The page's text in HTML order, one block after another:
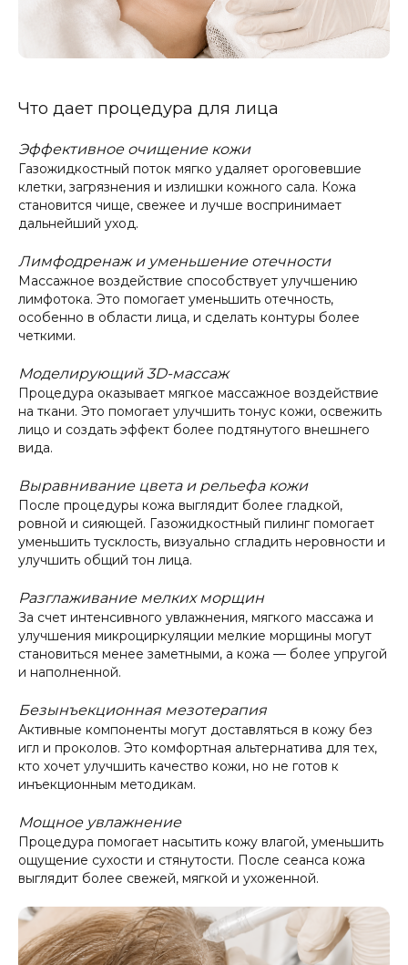
Что дает процедура для лица
Эффективное очищение кожи
Газожидкостный поток мягко удаляет ороговевшие
клетки, загрязнения и излишки кожного сала. Кожа
становится чище, свежее и лучше воспринимает
дальнейший уход.
Лимфодренаж и уменьшение отечности
Массажное воздействие способствует улучшению
лимфотока. Это помогает уменьшить отечность,
особенно в области лица, и сделать контуры более
четкими.
Моделирующий 3D-массаж
Процедура оказывает мягкое массажное воздействие
на ткани. Это помогает улучшить тонус кожи, освежить
лицо и создать эффект более подтянутого внешнего
вида.
Выравнивание цвета и рельефа кожи
После процедуры кожа выглядит более гладкой,
ровной и сияющей. Газожидкостный пилинг помогает
уменьшить тусклость, визуально сгладить неровности и
улучшить общий тон лица.
Разглаживание мелких морщин
За счет интенсивного увлажнения, мягкого массажа и
улучшения микроциркуляции мелкие морщины могут
становиться менее заметными, а кожа — более упругой
и наполненной.
Безынъекционная мезотерапия
Активные компоненты могут доставляться в кожу без
игл и проколов. Это комфортная альтернатива для тех,
кто хочет улучшить качество кожи, но не готов к
инъекционным методикам.
Мощное увлажнение
Процедура помогает насытить кожу влагой, уменьшить
ощущение сухости и стянутости. После сеанса кожа
выглядит более свежей, мягкой и ухоженной.